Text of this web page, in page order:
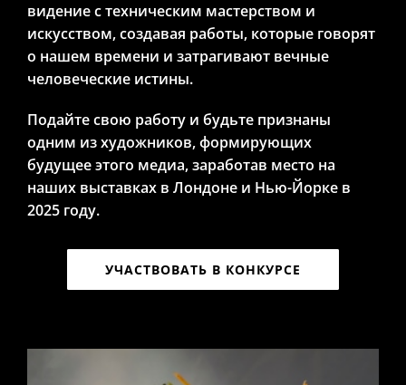
видение с техническим мастерством и
искусством, создавая работы, которые говорят
о нашем времени и затрагивают вечные
человеческие истины.
Подайте свою работу и будьте признаны
одним из художников, формирующих
будущее этого медиа, заработав место на
наших выставках в Лондоне и Нью-Йорке в
2025 году.
УЧАСТВОВАТЬ В КОНКУРСЕ